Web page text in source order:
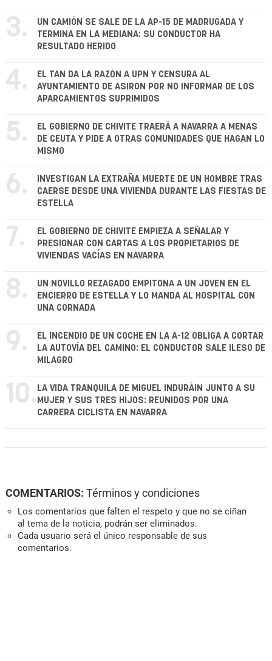
3.
UN CAMIÓN SE SALE DE LA AP-15 DE MADRUGADA Y
TERMINA EN LA MEDIANA: SU CONDUCTOR HA
RESULTADO HERIDO
4.
EL TAN DA LA RAZÓN A UPN Y CENSURA AL
AYUNTAMIENTO DE ASIRON POR NO INFORMAR DE LOS
APARCAMIENTOS SUPRIMIDOS
5.
EL GOBIERNO DE CHIVITE TRAERÁ A NAVARRA A MENAS
DE CEUTA Y PIDE A OTRAS COMUNIDADES QUE HAGAN LO
MISMO
6.
INVESTIGAN LA EXTRAÑA MUERTE DE UN HOMBRE TRAS
CAERSE DESDE UNA VIVIENDA DURANTE LAS FIESTAS DE
ESTELLA
7.
EL GOBIERNO DE CHIVITE EMPIEZA A SEÑALAR Y
PRESIONAR CON CARTAS A LOS PROPIETARIOS DE
VIVIENDAS VACÍAS EN NAVARRA
8.
UN NOVILLO REZAGADO EMPITONA A UN JOVEN EN EL
ENCIERRO DE ESTELLA Y LO MANDA AL HOSPITAL CON
UNA CORNADA
9.
EL INCENDIO DE UN COCHE EN LA A-12 OBLIGA A CORTAR
LA AUTOVÍA DEL CAMINO: EL CONDUCTOR SALE ILESO DE
MILAGRO
10. LA VIDA TRANQUILA DE MIGUEL INDURÁIN JUNTO A SU
MUJER Y SUS TRES HIJOS: REUNIDOS POR UNA
CARRERA CICLISTA EN NAVARRA
COMENTARIOS: Términos y condiciones
Los comentarios que falten el respeto y que no se ciñan
al tema de la noticia, podrán ser eliminados.
Cada usuario será el único responsable de sus
comentarios.